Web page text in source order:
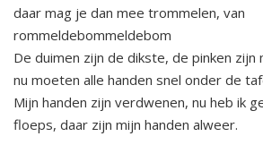
daar mag je dan mee trommelen, van
rommeldebommeldebom
De duimen zijn de dikste, de pinken zijn
nu moeten alle handen snel onder de
Mijn handen zijn verdwenen, nu heb ik
floeps, daar zijn mijn handen alweer.